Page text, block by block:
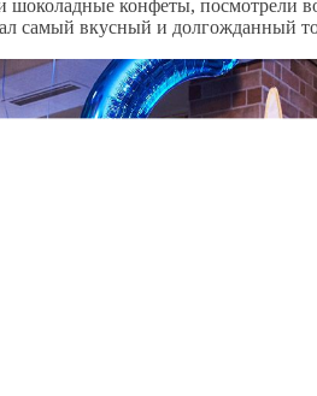
шоколадные конфеты, посмотрели
самый вкусный и долгожданный